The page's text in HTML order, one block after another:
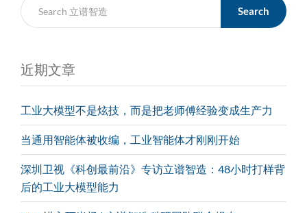
Search
近期文章
工业大模型不是炫技，而是把老师傅经验变成生产力
当通用智能体被收编，工业智能体才刚刚开始
深圳卫视《科创最前沿》专访立谱智造：48小时打样背
后的工业大模型能力